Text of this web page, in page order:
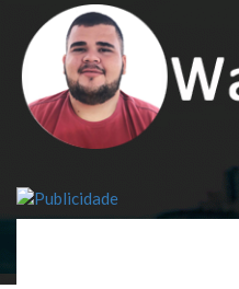
content